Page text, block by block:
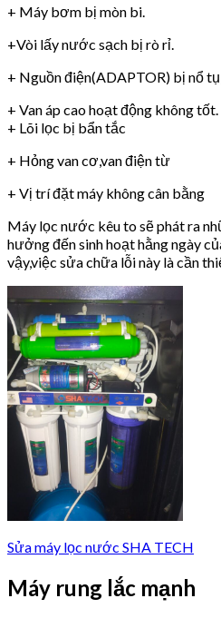
+ Máy bơm bị mòn bi.
+Vòi lấy nước sạch bị rò rỉ.
+ Nguồn điện(ADAPTOR) bị nổ
+ Van áp cao hoạt động không tốt.
+ Lõi lọc bị bẩn tắc
+ Hỏng van cơ,van điện từ
+ Vị trí đặt máy không cân bằng
Máy lọc nước kêu to sẽ phát ra
hưởng đến sinh hoạt hằng ngày
vậy,việc sửa chữa lỗi này là cần
Sửa máy lọc nước SHA TECH
Máy rung lắc mạnh